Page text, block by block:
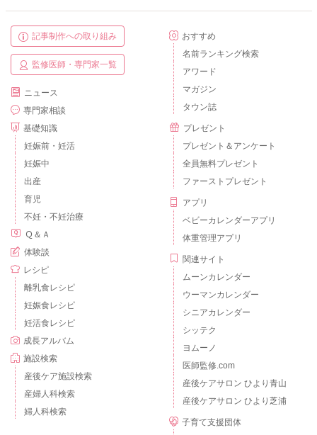
記事制作への取り組み
監修医師・専門家一覧
ニュース
専門家相談
基礎知識
妊娠前・妊活
妊娠中
出産
育児
不妊・不妊治療
Ｑ＆Ａ
体験談
レシピ
離乳食レシピ
妊娠食レシピ
妊活食レシピ
成長アルバム
施設検索
産後ケア施設検索
産婦人科検索
婦人科検索
おすすめ
名前ランキング検索
アワード
マガジン
タウン誌
プレゼント
プレゼント＆アンケート
全員無料プレゼント
ファーストプレゼント
アプリ
ベビーカレンダーアプリ
体重管理アプリ
関連サイト
ムーンカレンダー
ウーマンカレンダー
シニアカレンダー
シッテク
ヨムーノ
医師監修.com
産後ケアサロン ひより青山
産後ケアサロン ひより芝浦
子育て支援団体